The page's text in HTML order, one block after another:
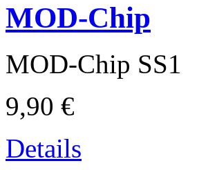
MOD-Chip
MOD-Chip SS1
9,90 €
Details